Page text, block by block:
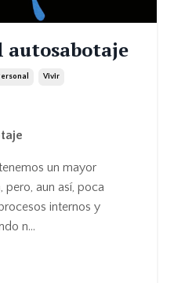
autosabotaje
Vivir
un mayor
pero, aun así, poca
internos y
n...